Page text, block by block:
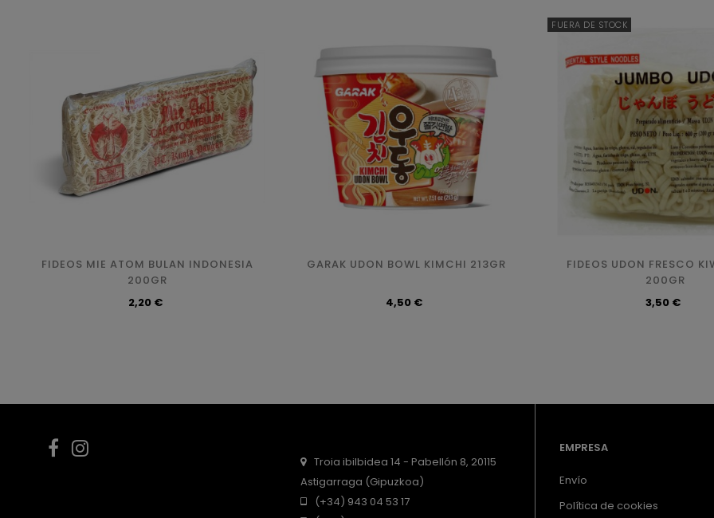
FIDEOS MIE ATOM BULAN INDONESIA
200GR
Precio
2,20 €
GARAK UDON BOWL KIMCHI 213GR
Precio
4,50 €
FUERA DE STOCK
FIDEOS UDON FRESCO
200GR
Precio
3,50 €
Facebook
Troia ibilbidea 14 - Pabellón 8, 20115
Astigarraga (Gipuzkoa)
(+34) 943 04 53 17
EMPRESA
Envío
Política de cookies